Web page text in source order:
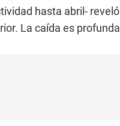
hasta abril-
La caída es